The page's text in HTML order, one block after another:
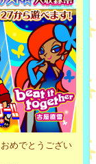
めでとうござい